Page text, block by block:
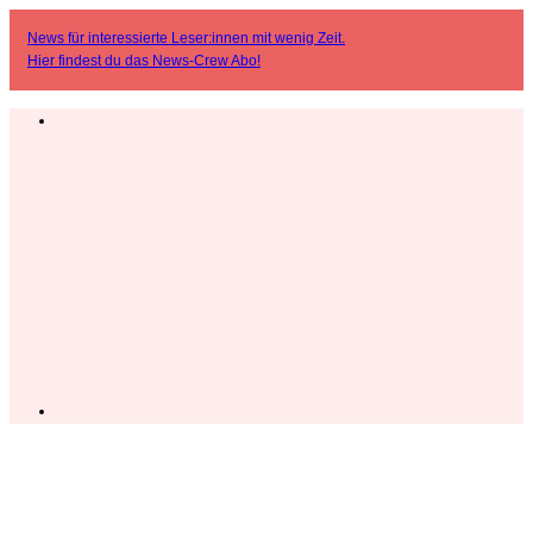
News für interessierte Leser:innen mit wenig Zeit.
Hier findest du das News-Crew Abo!